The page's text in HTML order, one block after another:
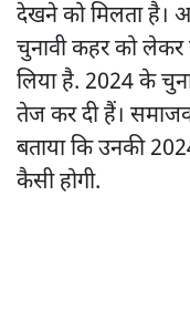
देखने को मिलता है।
चुनावी कहर को
लिया है. 2024 के
तेज कर दी हैं।
बताया कि उनकी
कैसी होगी.